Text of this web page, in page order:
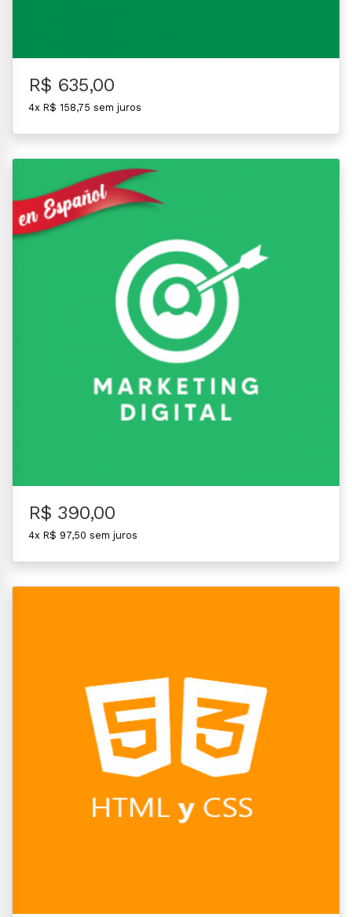
R$ 635,00
4x R$ 158,75 sem juros
R$ 390,00
4x R$ 97,50 sem juros